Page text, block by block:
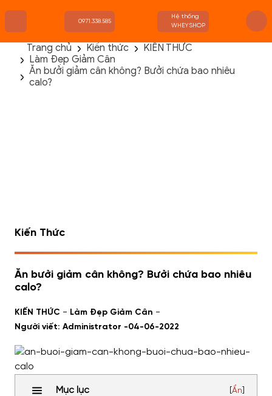
TRANG CHỦ
FLASH SALE
0971.338.585
Hệ thống
WHEYSHOP
Trang chủ Kiến thức
KIẾN THỨC
Làm Đẹp Giảm Cân
Ăn bưởi giảm cân không? Bưởi chứa bao nhiêu
calo?
Kiến Thức
Ăn bưởi giảm cân không? Bưởi chứa bao nhiêu
calo?
KIẾN THỨC - Làm Đẹp Giảm Cân -
Người viết: Administrator -04-06-2022
Mục lục Ẩn